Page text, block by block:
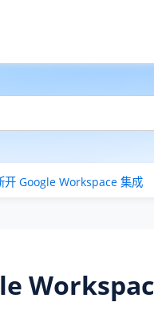
开 Google Workspace 集成